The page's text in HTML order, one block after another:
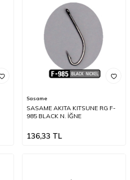
Sasame
SASAME AKITA KITSUNE RG F-
985 BLACK N. İĞNE
136,33 TL